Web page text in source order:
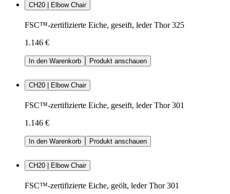
CH20 | Elbow Chair
FSC™-zertifizierte Eiche, geseift, leder Thor 325
1.146 €
In den Warenkorb Produkt anschauen
CH20 | Elbow Chair
FSC™-zertifizierte Eiche, geseift, leder Thor 301
1.146 €
In den Warenkorb Produkt anschauen
CH20 | Elbow Chair
FSC™-zertifizierte Eiche, geölt, leder Thor 301